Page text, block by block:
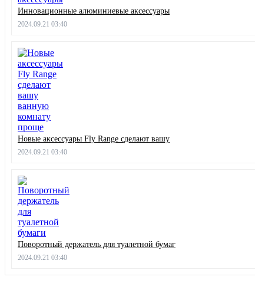
Инновационные алюминиевые аксессуары
2024.09.21 03:40
Новые аксессуары Fly Range сделают вашу
2024.09.21 03:40
Поворотный держатель для туалетной бумаг
2024.09.21 03:40